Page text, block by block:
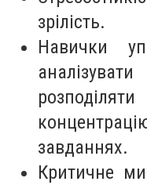
зрілість.
Навички
розподіляти
завданнях.
Критичне